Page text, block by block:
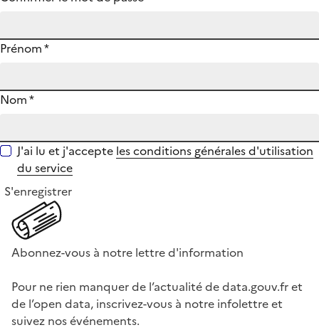
Prénom*
Nom*
J'ai lu et j'accepte les conditions générales d'utilisation
du service
S'enregistrer
Abonnez-vous à notre lettre d'information
Pour ne rien manquer de l’actualité de data.gouv.fr et
de l’open data, inscrivez-vous à notre infolettre et
suivez nos événements.